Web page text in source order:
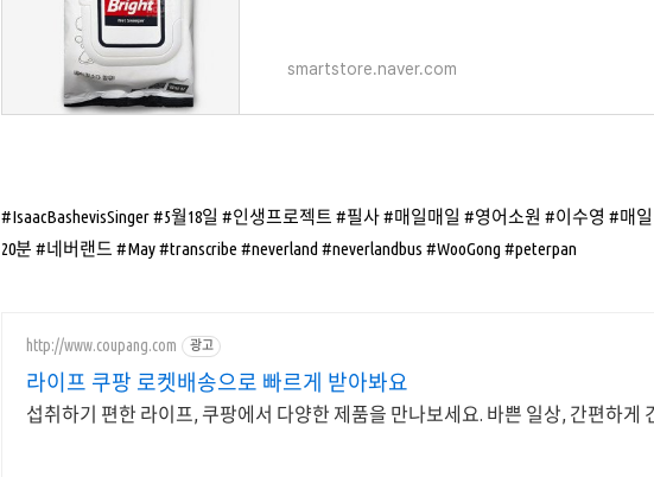
smartstore.naver.com
#IsaacBashevisSinger #5월18일 #인생프로젝트 #필사 #매일매일 #영어소원 #이수영 #
20분 #네버랜드 #May #transcribe #neverland #neverlandbus #WooGong #peterpan
http://www.coupang.com 광고
라이프 쿠팡 로켓배송으로 빠르게 받아봐요
섭취하기 편한 라이프, 쿠팡에서 다양한 제품을 만나보세요. 바쁜 일상, 간편하